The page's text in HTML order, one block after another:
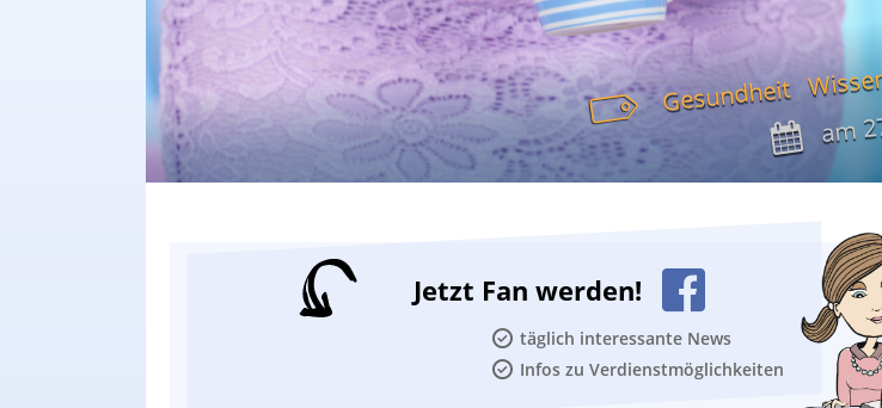
Gesundheit
am
Jetzt Fan werden!
täglich interessante News
Infos zu Verdienstmöglichkeiten